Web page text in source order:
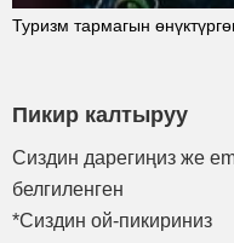
Туризм тармагын
Пикир калтыруу
Сиздин дарегиңиз же
белгиленген
*Сиздин ой-пикириниз